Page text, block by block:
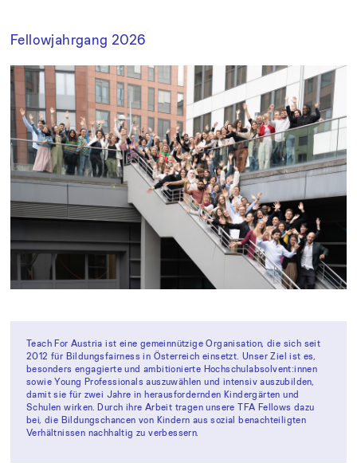
Fellowjahrgang 2026
Teach For Austria ist eine gemeinnützige Organisation, die sich seit
2012 für Bildungsfairness in Österreich einsetzt. Unser Ziel ist es,
besonders engagierte und ambitionierte Hochschulabsolvent:innen
sowie Young Professionals auszuwählen und intensiv auszubilden,
damit sie für zwei Jahre in herausfordernden Kindergärten und
Schulen wirken. Durch ihre Arbeit tragen unsere TFA Fellows dazu
bei, die Bildungschancen von Kindern aus sozial benachteiligten
Verhältnissen nachhaltig zu verbessern.